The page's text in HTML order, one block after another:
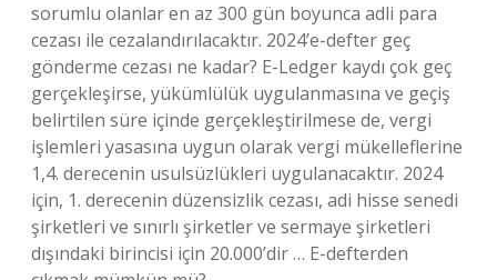
sorumlu olanlar en az 300 gün boyunca adli para
cezası ile cezalandırılacaktır. 2024’e-defter geç
gönderme cezası ne kadar? E-Ledger kaydı çok geç
gerçekleşirse, yükümlülük uygulanmasına ve geçiş
belirtilen süre içinde gerçekleştirilmese de, vergi
işlemleri yasasına uygun olarak vergi mükelleflerine
1,4. derecenin usulsüzlükleri uygulanacaktır. 2024
için, 1. derecenin düzensizlik cezası, adi hisse senedi
şirketleri ve sınırlı şirketler ve sermaye şirketleri
dışındaki birincisi için 20.000’dir … E-defterden